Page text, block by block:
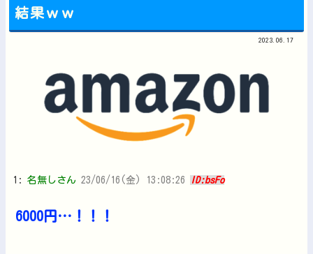
結果ｗｗ
2023.06.17
1: 名無しさん 23/06/16(金) 13:08:26 ID:bsFo
6000円…！！！